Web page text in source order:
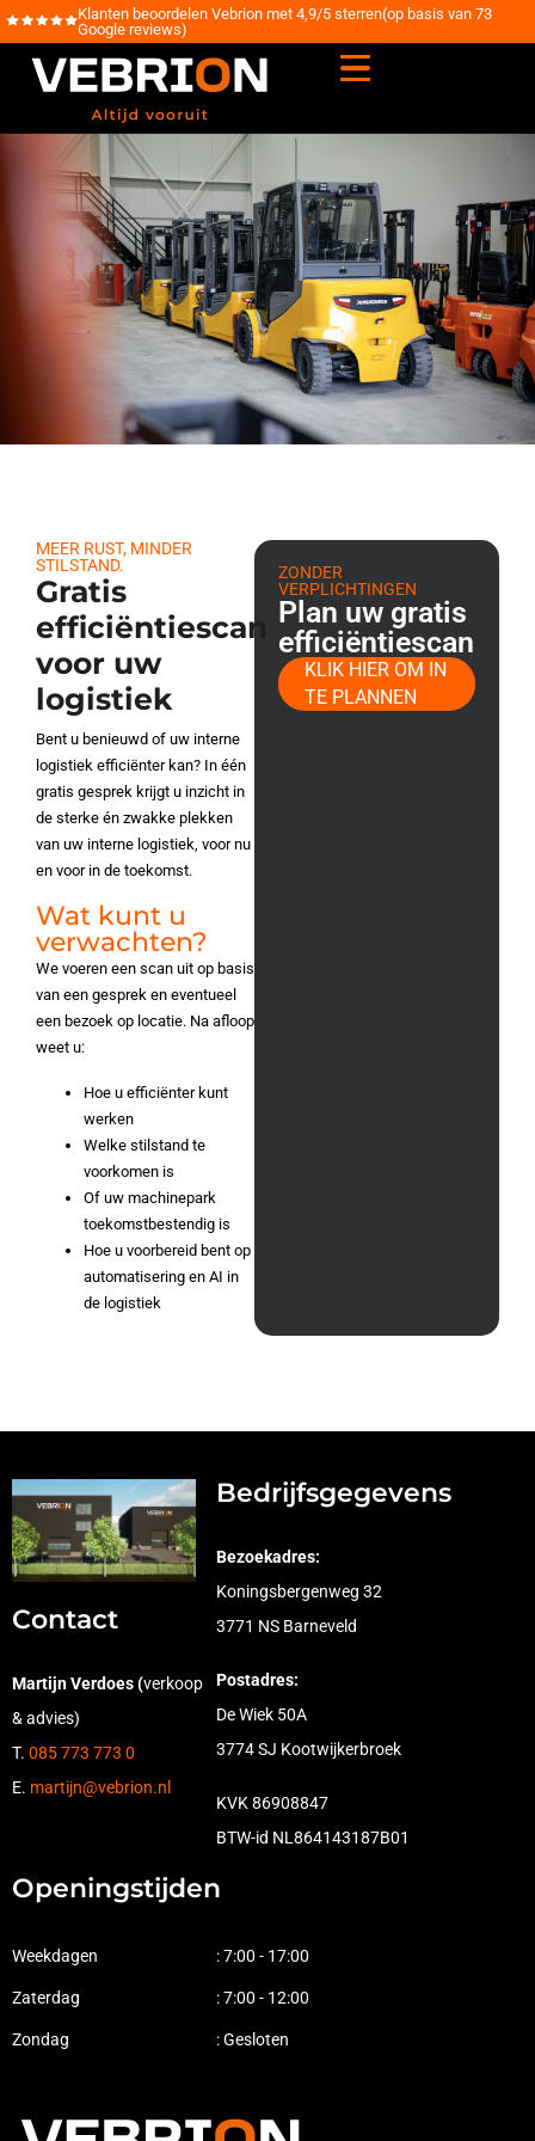
Klanten beoordelen Vebrion met 4,9/5 sterren(op basis van 73
Google reviews)
MEER RUST, MINDER
STILSTAND.
Gratis
efficiëntiescan
voor uw
logistiek
Bent u benieuwd of uw interne
logistiek efficiënter kan? In één
gratis gesprek krijgt u inzicht in
de sterke én zwakke plekken
van uw interne logistiek, voor nu
en voor in de toekomst.
Wat kunt u
verwachten?
We voeren een scan uit op basis
van een gesprek en eventueel
een bezoek op locatie. Na afloop
weet u:
Hoe u efficiënter kunt
werken
Welke stilstand te
voorkomen is
Of uw machinepark
toekomstbestendig is
Hoe u voorbereid bent op
automatisering en AI in
de logistiek
ZONDER
VERPLICHTINGEN
Plan uw gratis
efficiëntiescan
KLIK HIER OM IN
TE PLANNEN
Contact
Martijn Verdoes (verkoop
& advies)
T. 085 773 773 0
E. martijn@vebrion.nl
Bedrijfsgegevens
Bezoekadres:
Koningsbergenweg 32
3771 NS Barneveld
Postadres:
De Wiek 50A
3774 SJ Kootwijkerbroek
KVK 86908847
BTW-id NL864143187B01
Openingstijden
Weekdagen
Zaterdag
Zondag
: 7:00 - 17:00
: 7:00 - 12:00
: Gesloten